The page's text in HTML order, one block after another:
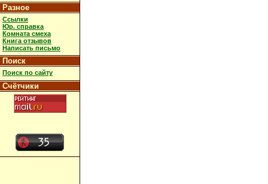
Разное
Ссылки
Юр. справка
Комната смеха
Книга отзывов
Написать письмо
Поиск
Поиск по сайту
Счётчики